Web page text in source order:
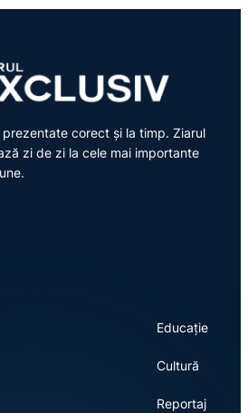
prezentate corect și la timp. Ziarul
zi de zi la cele mai importante
Educație
Cultură
Reportaj